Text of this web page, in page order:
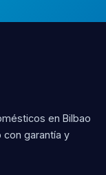
en Bilbao
con garantía y